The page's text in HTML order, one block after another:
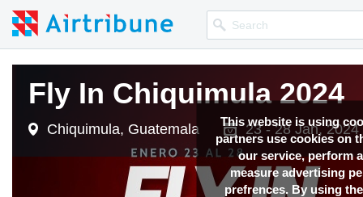
This website is using
partners use cookies on
our service, perform
measure advertising
prefrences. By using
Fly In Chiquimula 2024
Chiquimula, Guatemala 23 - 28 Jan, 2024